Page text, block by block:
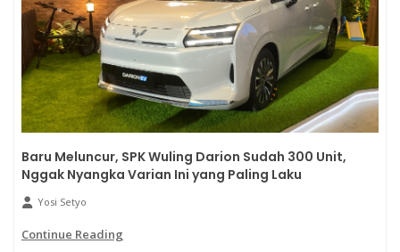
Baru Meluncur, SPK Wuling Darion Sudah 300 Unit,
Nggak Nyangka Varian Ini yang Paling Laku
Yosi Setyo
Continue Reading